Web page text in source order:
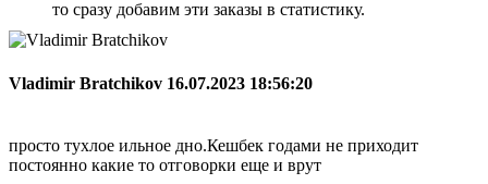
то сразу добавим эти заказы в статистику.
Vladimir Bratchikov 16.07.2023 18:56:20
просто тухлое ильное дно.Кешбек годами не приходит
постоянно какие то отговорки еще и врут